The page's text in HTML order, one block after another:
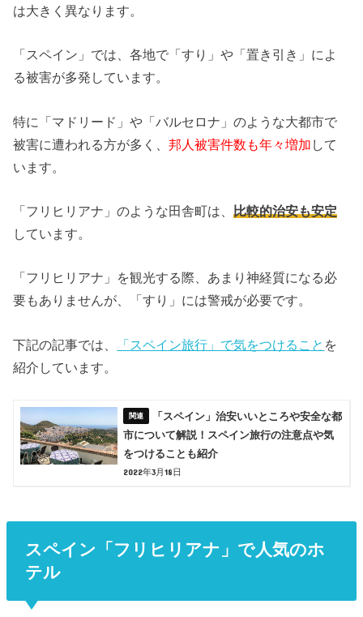
は大きく異なります。
「スペイン」では、各地で「すり」や「置き引き」によ
る被害が多発しています。
特に「マドリード」や「バルセロナ」のような大都市で
被害に遭われる方が多く、邦人被害件数も年々増加 して
います。
「フリヒリアナ」のような田舎町は、比較的治安も安定
しています。
「フリヒリアナ」を観光する際、あまり神経質になる必
要もありませんが、「すり」には警戒が必要です。
下記の記事では、 「スペイン旅行」で気をつけること を
紹介しています。
「スペイン」治安いいところや安全な都
市について解説！スペイン旅行の注意点や気
をつけることも紹介
2022年3月18日
スペイン「フリヒリアナ」で人気のホ
テル